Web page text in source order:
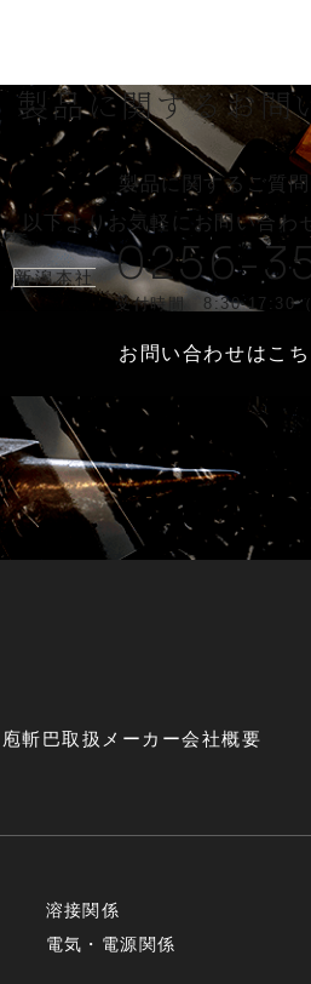
製品に関するお問
製品に関するご質
以下よりお気軽に
お問い合わ
新潟本社 0256-
受付時間 8:30-17:30（
お問い合わせはこち
庖斬巴取扱メーカー会社概要
溶接関係
電気・電源関係